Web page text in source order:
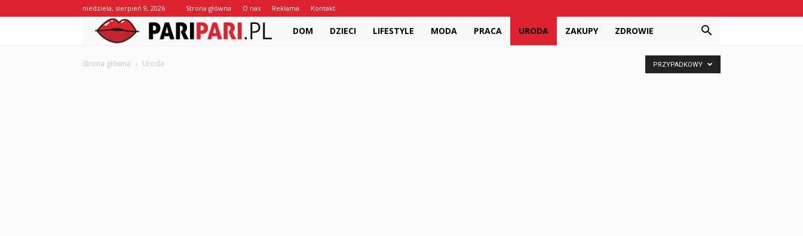
niedziela, sierpień 9, 2026 Strona główna O nas Reklama Kontakt
PariPari.pl
DOM DZIECI LIFESTYLE MODA PRACA URODA ZAKUPY ZDROWIE
Strona główna Uroda PRZYPADKOWY